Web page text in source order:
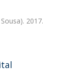
2017.